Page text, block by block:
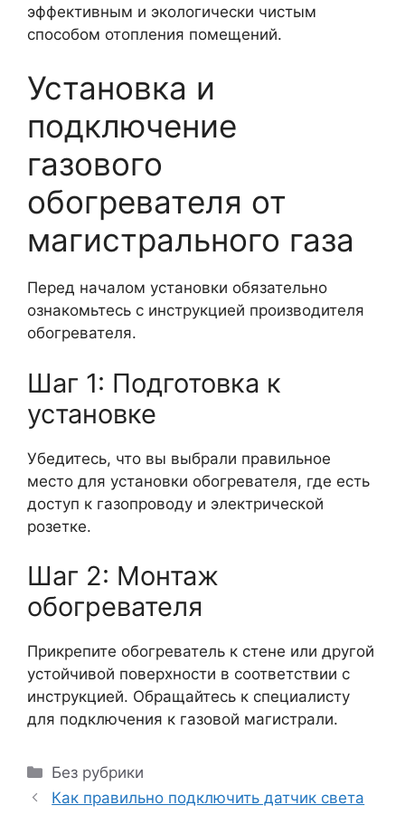
эффективным и экологически чистым
способом отопления помещений.
Установка и
подключение
газового
обогревателя от
магистрального газа
Перед началом установки обязательно
ознакомьтесь с инструкцией производителя
обогревателя.
Шаг 1: Подготовка к
установке
Убедитесь, что вы выбрали правильное
место для установки обогревателя, где есть
доступ к газопроводу и электрической
розетке.
Шаг 2: Монтаж
обогревателя
Прикрепите обогреватель к стене или другой
устойчивой поверхности в соответствии с
инструкцией. Обращайтесь к специалисту
для подключения к газовой магистрали.
Рубрики
Без рубрики
Как правильно подключить датчик света